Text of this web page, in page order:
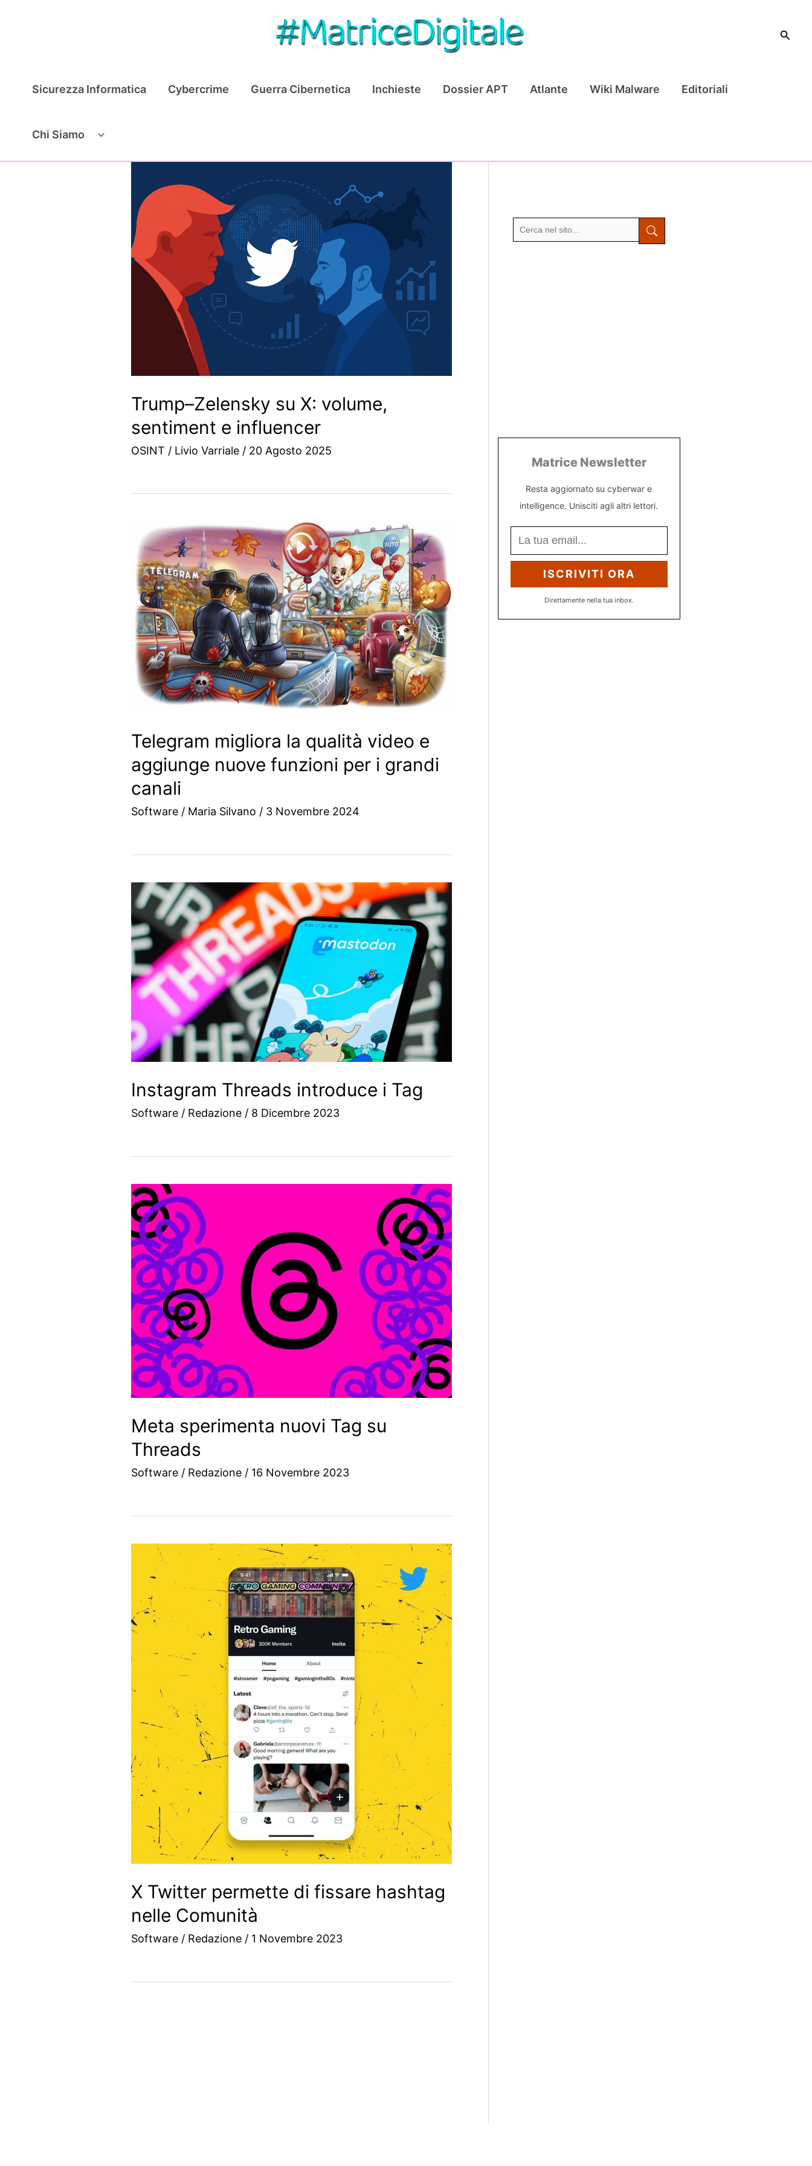
Cerca
Sicurezza Informatica Cybercrime Guerra Cibernetica Inchieste Dossier APT Atlante Wiki Malware Editoriali
Chi Siamo
Trump–Zelensky su X: volume,
sentiment e influencer
OSINT / Livio Varriale / 20 Agosto 2025
Telegram migliora la qualità video e
aggiunge nuove funzioni per i grandi
canali
Software / Maria Silvano / 3 Novembre 2024
Instagram Threads introduce i Tag
Software / Redazione / 8 Dicembre 2023
Meta sperimenta nuovi Tag su
Threads
Software / Redazione / 16 Novembre 2023
X Twitter permette di fissare hashtag
nelle Comunità
Software / Redazione / 1 Novembre 2023
Matrice Newsletter
Resta aggiornato su cyberwar e
intelligence. Unisciti agli altri lettori.
ISCRIVITI ORA
Direttamente nella tua inbox.